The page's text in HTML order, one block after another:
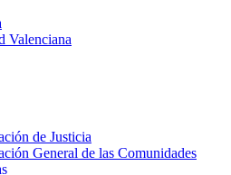
Valenciana
de Justicia
General de las Comunidades